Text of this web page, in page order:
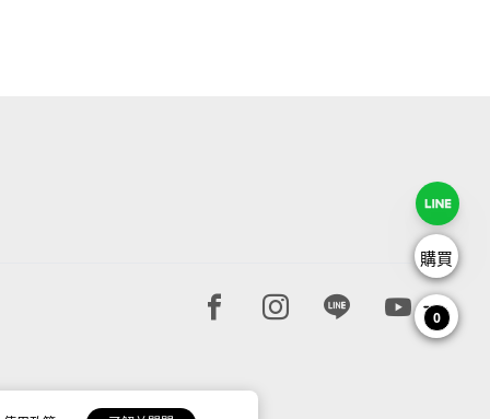
Facebook page
Instagram page
Line pageYoutube
購買
0